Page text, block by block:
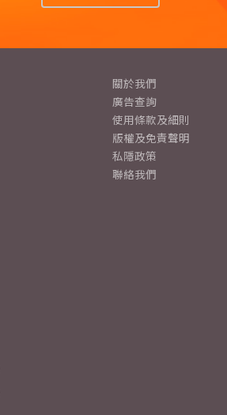
關於我們
廣告查詢
使用條款及細則
版權及免責聲明
私隱政策
聯絡我們